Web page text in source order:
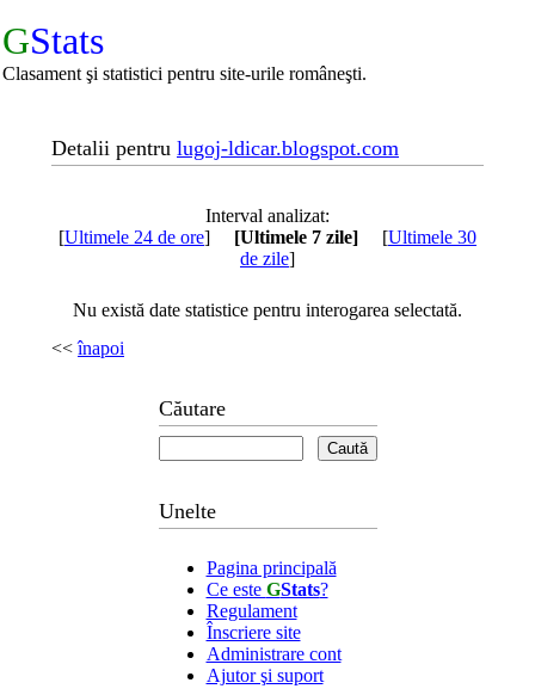
GStats
Clasament şi statistici pentru site-urile româneşti.
Căutare
Unelte
Pagina principală
Ce este GStats?
Regulament
Înscriere site
Administrare cont
Ajutor şi suport
Detalii pentru lugoj-ldicar.blogspot.com
Interval analizat:
[Ultimele 24 de ore] [Ultimele 7 zile] [Ultimele 30
de zile]
Nu există date statistice pentru interogarea selectată.
<<înapoi